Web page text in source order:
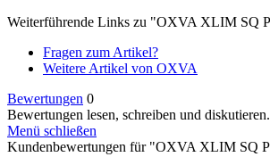
Weiterführende Links zu "OXVA XLIM SQ
Fragen zum Artikel?
Weitere Artikel von OXVA
Bewertungen 0
Bewertungen lesen, schreiben und
Menü schließen
Kundenbewertungen für "OXVA XLIM SQ